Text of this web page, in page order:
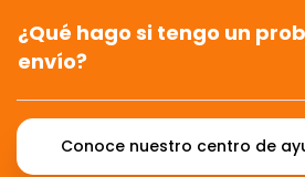
¿Qué hago si tengo un
envío?
Conoce nuestro centro de